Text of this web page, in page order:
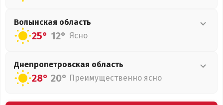
Волынская область
25° 12° Ясно
Днепропетровская область
28° 20° Преимущественно ясно